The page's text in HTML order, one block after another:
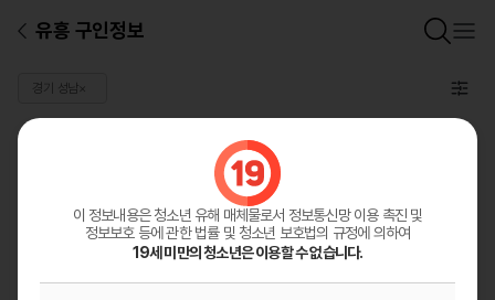
유흥 구인정보
경기 성남×
이 정보내용은 청소년 유해 매체물로서 정보통신망 이용 촉진 및
정보보호 등에 관한 법률 및 청소년 보호법의 규정에 의하여
19세 미만의 청소년은 이용할 수 없습니다.